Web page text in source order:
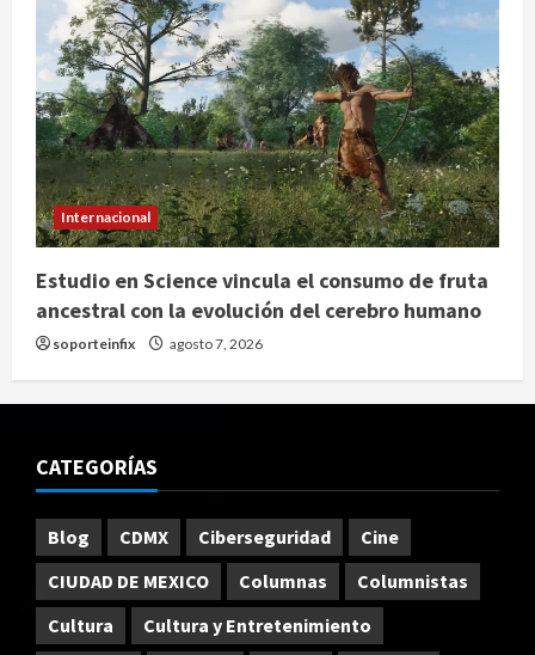
Internacional
Estudio en Science vincula el consumo de fruta
ancestral con la evolución del cerebro humano
soporteinfix agosto 7, 2026
CATEGORÍAS
Blog CDMX Ciberseguridad
Cine
CIUDAD DE MEXICO
Columnas
Columnistas
Cultura
Cultura y Entretenimiento